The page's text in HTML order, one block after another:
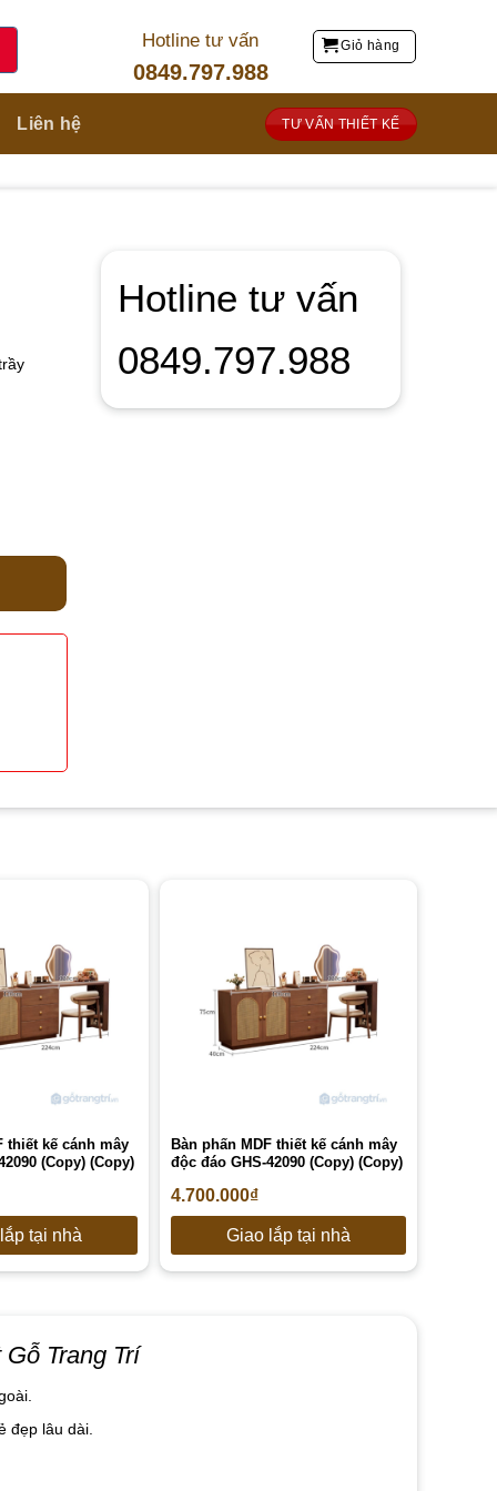
Hotline tư vấn
0849.797.988
Giỏ hàng
Liên hệ TƯ VẤN THIẾT KẾ
Hotline tư vấn
0849.797.988
thiết kế cánh mây
(Copy) (Copy)
tại nhà
Bàn phấn MDF thiết kế cánh mây
độc đáo GHS-42090 (Copy) (Copy)
4.700.000₫
Giao lắp tại nhà
Trang Trí
đẹp lâu dài.